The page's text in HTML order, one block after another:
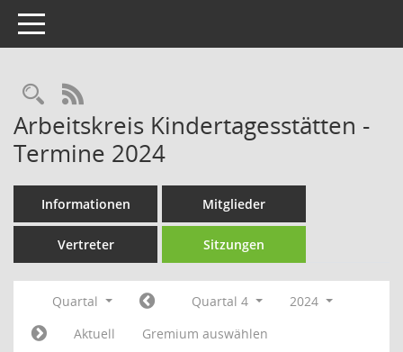
Toggle navigation
Rechercheauswahl
RSS-Feed
Arbeitskreis Kindertagesstätten -
Termine 2024
Informationen Mitglieder
Vertreter Sitzungen
Quartal Quartal 4
2024
Aktuell
Gremium auswählen